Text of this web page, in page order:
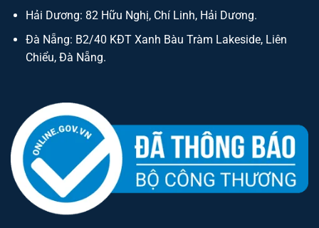
Hải Dương: 82 Hữu Nghị, Chí Linh, Hải Dương.
Đà Nẵng: B2/40 KĐT Xanh Bàu Tràm Lakeside, Liên
Chiểu, Đà Nẵng.